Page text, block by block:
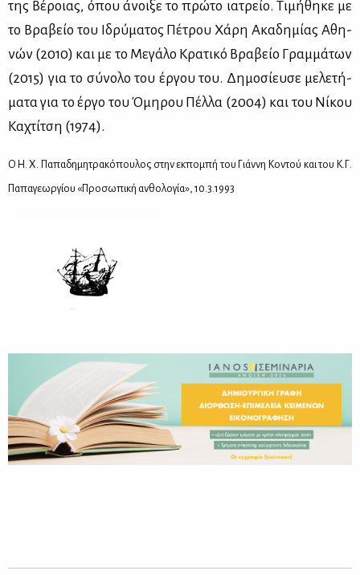
της Βέ­ροιας, όπου άνοι­ξε το πρώ­το ια­τρείο. Τι­μή­θη­κε με
το Βρα­βείο του Ιδρύ­μα­τος Πέ­τρου Χά­ρη Ακα­δη­μί­ας Αθη­
νών (2010) και με το Με­γά­λο Κρα­τι­κό Βρα­βείο Γραμ­μά­των
(2015) για το σύ­νο­λο του έρ­γου του. Δη­μο­σί­ευ­σε με­λε­τή­
μα­τα για το έρ­γο του Όμη­ρου Πέλ­λα (2004) και του Νί­κου
Κα­χτί­τση (1974).
Ο Η. Χ. Πα­πα­δη­μη­τρα­κό­που­λος στην εκ­πο­μπή του Γιάν­νη Κο­ντού και του Κ.Γ.
Πα­πα­γε­ωρ­γί­ου «Προ­σω­πι­κή αν­θο­λο­γία», 10.3.1993